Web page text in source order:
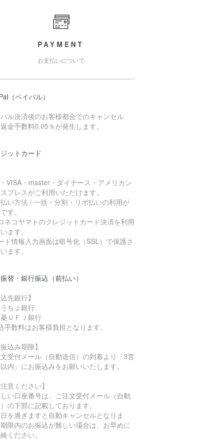
PAYMENT
お支払いについて
（ペイパル）
ル決済後のお客様都合でのキャンセル
金手数料0.05％が発生します。
ットカード
VISA・master・ダイナース・アメリカン
プレスがご利用いただけます。
い方法 / 一括・分割・リボ払いの利用が
す。
ネコヤマトのクレジットカード決済を利用
ます。
ド情報入力画面は暗号化（SSL）で保護さ
ます。
替・銀行振込（前払い）
込先銀行】
うちょ銀行
菱ＵＦＪ銀行
手数料はお客様負担となります。
振込み期限】
受付メール（自動送信）の到着より「3営
内」にお振込みをお願いいたします。
注意ください】
しい口座番号は、ご注文受付メール（自動
の下部に記載しております。
日を過ぎますと自動キャンセルとなりま
限内のお振込が難しい場合は、お早めに
ください。